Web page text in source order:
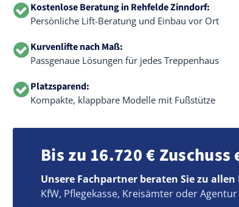
Kostenlose Beratung in Rehfelde Zinndorf:
Persönliche Lift-Beratung und Einbau vor Ort
Kurvenlifte nach Maß:
Passgenaue Lösungen für jedes Treppenhaus
Platzsparend:
Kompakte, klappbare Modelle mit Fußstütze
Bis zu 16.720 €
Unsere Fachpartner beraten Sie zu
KfW, Pflegekasse, Kreisämter oder